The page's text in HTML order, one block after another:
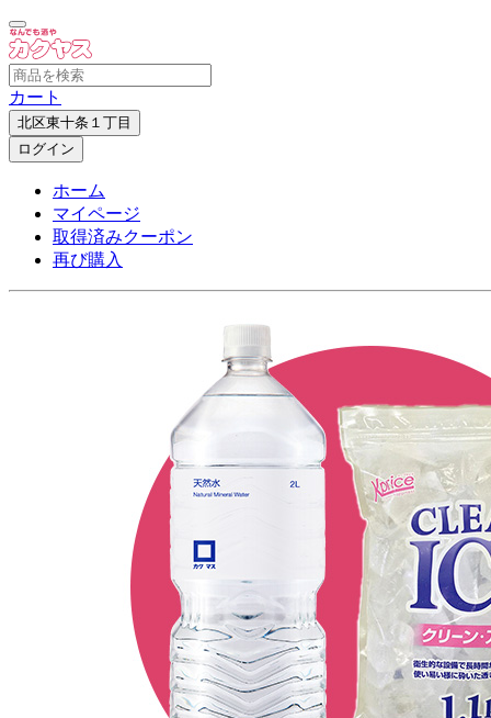
カート
北区東十条１丁目
ログイン
ホーム
マイページ
取得済みクーポン
再び購入